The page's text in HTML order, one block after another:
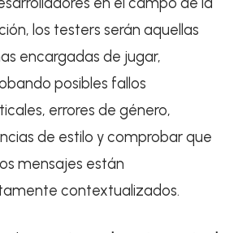
los testers serán aquellas
encargadas de jugar,
posibles fallos
errores de género,
de estilo y comprobar que
mensajes están
contextualizados.